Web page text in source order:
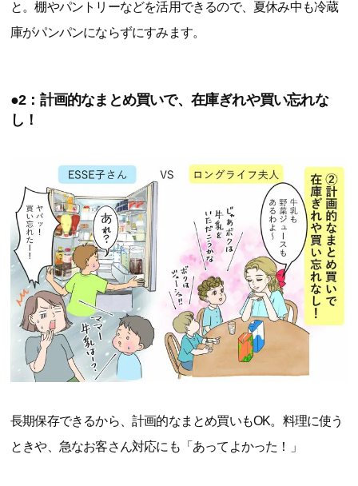
と。棚やパントリーなどを活用できるので、夏休み中も冷蔵
庫がパンパンにならずにすみます。
●2：計画的なまとめ買いで、在庫ぎれや買い忘れな
し！
長期保存できるから、計画的なまとめ買いもOK。料理に使う
ときや、急なお客さん対応にも「あってよかった！」